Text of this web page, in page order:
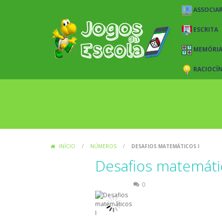
ESCRITA
MEMÓRIA
INÍCIO / NÚMEROS / DESAFIOS MATEMÁTICOS I
Desafios
0